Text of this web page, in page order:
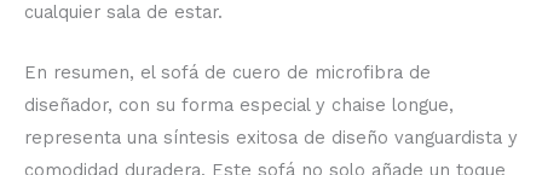
cualquier sala de estar.
En resumen, el sofá de cuero de microfibra de
diseñador, con su forma especial y chaise longue,
representa una síntesis exitosa de diseño vanguardista y